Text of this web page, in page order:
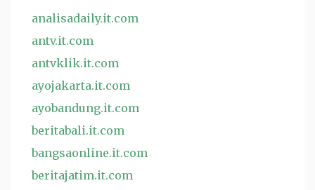
analisadaily.it.com
antv.it.com
antvklik.it.com
ayojakarta.it.com
ayobandung.it.com
beritabali.it.com
bangsaonline.it.com
beritajatim.it.com